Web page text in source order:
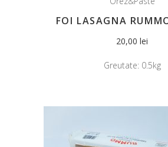
FOI LASAGNA
20,00 lei
Greutate: 0.5kg